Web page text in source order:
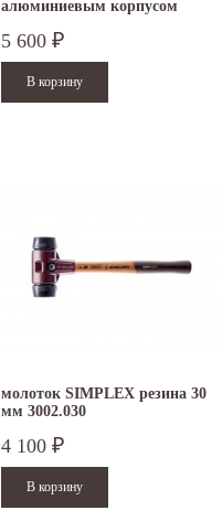
алюминиевым корпусом
термопластичный эластомер
3137.030
5 600 ₽
молоток SIMPLEX резина 30
мм 3002.030
4 100 ₽